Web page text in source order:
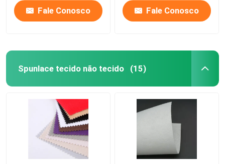
Fale Conosco Fale Conosco
Spunlace tecido não tecido (15)